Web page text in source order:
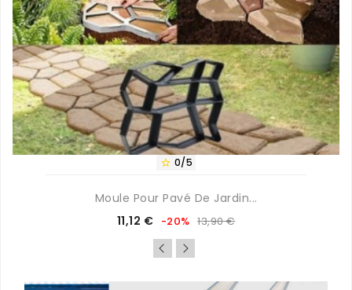
 0/5
Moule Pour Pavé De Jardin...
Prix
11,12 € Prix
de
base
-20% 13,90 €